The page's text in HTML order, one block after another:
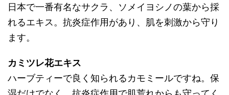
日本で一番有名なサクラ、ソメイヨシノの葉から採
れるエキス。抗炎症作用があり、肌を刺激から守り
ます。
カミツレ花エキス
ハーブティーで良く知られるカモミールですね。保